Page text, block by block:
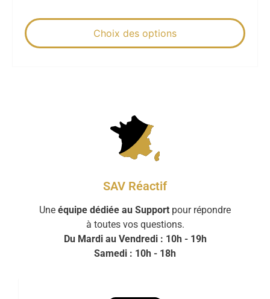
Choix des options
SAV Réactif
Une équipe dédiée au Support pour répondre
à toutes vos questions.
Du Mardi au Vendredi : 10h - 19h
Samedi : 10h - 18h